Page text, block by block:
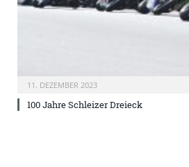
11. DEZEMBER 2023
100 Jahre Schleizer Dreieck